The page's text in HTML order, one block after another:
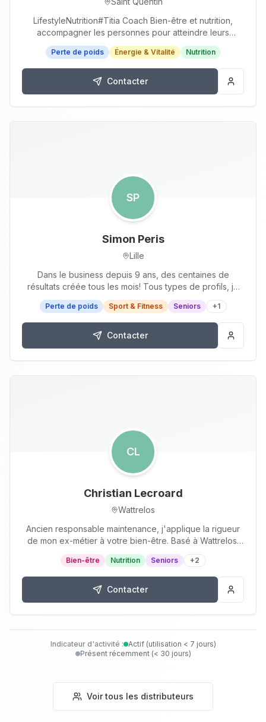
LifestyleNutrition#Titia Coach Bien-être et nutrition,
accompagner les personnes pour atteindre leurs
objectifs n'est pas un job, c'est une passion
Perte de poids Énergie & Vitalité Nutrition
Contacter
SP
Simon Peris
Lille
Dans le business depuis 9 ans, des centaines de
résultats créée tous les mois! Tous types de profils, je
suis spécialisé dans la perte de poids…
Perte de poids Sport & Fitness Seniors +1
Contacter
CL
Christian Lecroard
Wattrelos
Ancien responsable maintenance, j'applique la rigueur
de mon ex-métier à votre bien-être. Basé à Wattrelos,
j'accompagne ceux qui veulent retrouver…
Bien-être Nutrition Seniors +2
Contacter
Indicateur d'activité : Actif (utilisation < 7 jours)
Présent récemment (< 30 jours)
Voir tous les distributeurs